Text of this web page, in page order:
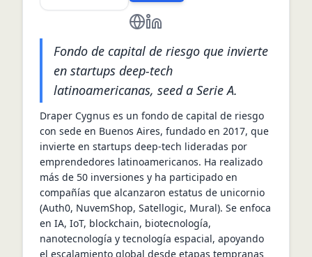
https://drapercygnus.vc/
https://www.linkedin.com/
Fondo de capital de riesgo que invierte
en startups deep‑tech
latinoamericanas, seed a Serie A.
Draper Cygnus es un fondo de capital de riesgo
con sede en Buenos Aires, fundado en 2017, que
invierte en startups deep‑tech lideradas por
emprendedores latinoamericanos. Ha realizado
más de 50 inversiones y ha participado en
compañías que alcanzaron estatus de unicornio
(Auth0, NuvemShop, Satellogic, Mural). Se enfoca
en IA, IoT, blockchain, biotecnología,
nanotecnología y tecnología espacial, apoyando
el escalamiento global desde etapas tempranas